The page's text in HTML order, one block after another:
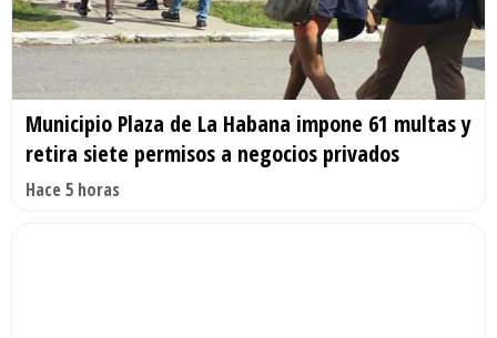
Municipio Plaza de La Habana impone 61 multas y
retira siete permisos a negocios privados
Hace 5 horas